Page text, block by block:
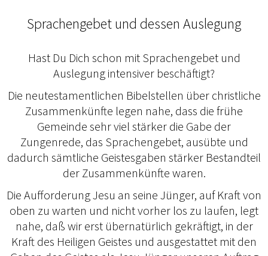
Sprachengebet und dessen Auslegung
Hast Du Dich schon mit Sprachengebet und
Auslegung intensiver beschäftigt?
Die neutestamentlichen Bibelstellen über christliche
Zusammenkünfte legen nahe, dass die frühe
Gemeinde sehr viel stärker die Gabe der
Zungenrede, das Sprachengebet, ausübte und
dadurch sämtliche Geistesgaben stärker Bestandteil
der Zusammenkünfte waren.
Die Aufforderung Jesu an seine Jünger, auf Kraft von
oben zu warten und nicht vorher los zu laufen, legt
nahe, daß wir erst übernatürlich gekräftigt, in der
Kraft des Heiligen Geistes und ausgestattet mit den